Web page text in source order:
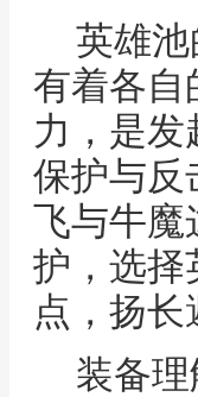
英雄
有着各自
力，是
保护与反
飞与牛魔
护，选择
点，扬
装备